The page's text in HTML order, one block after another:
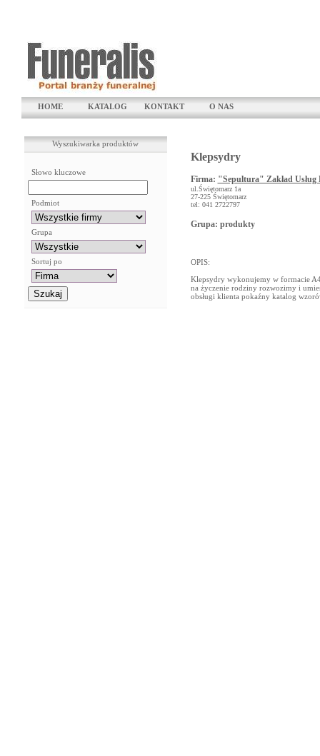
HOME KATALOG KONTAKT O NAS
Wyszukiwarka produktów
Słowo kluczowe
Podmiot
Grupa
Sortuj po
Klepsydry
Firma: "Sepultura" Zakład Usług
ul.Świętomarz 1a
27-225 Świętomarz
tel: 041 2722797
Grupa: produkty
OPIS:
Klepsydry wykonujemy w formacie
na życzenie rodziny rozwozimy i
obsługi klienta pokaźny katalog